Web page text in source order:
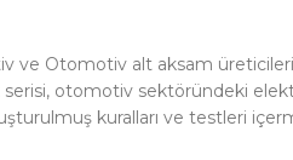
ve Otomotiv alt aksam
otomotiv sektöründeki
kuralları ve testleri